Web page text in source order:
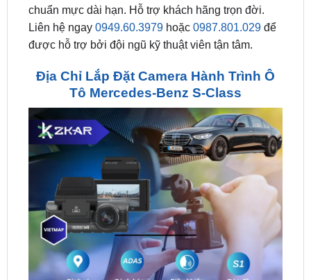
được hỗ trợ bởi đội ngũ kỹ thuật viên tận tâm.
Địa Chỉ Lắp Đặt Camera Hành Trình Ô